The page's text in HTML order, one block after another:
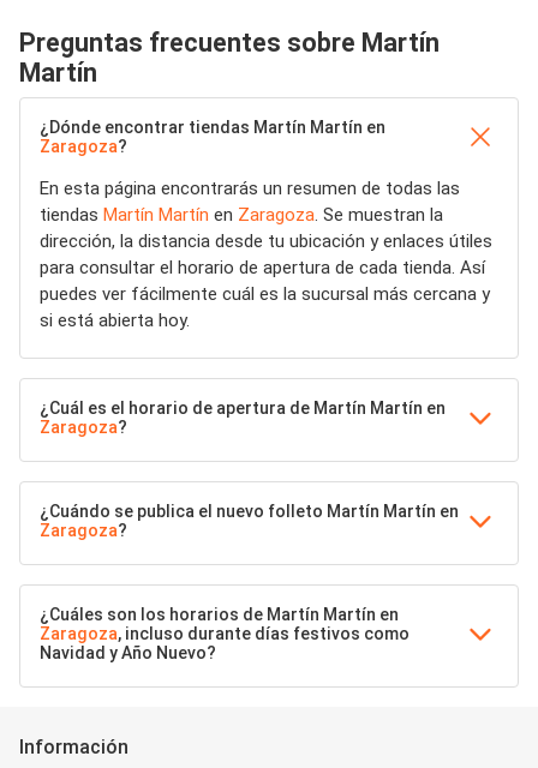
Preguntas frecuentes sobre Martín
Martín
¿Dónde encontrar tiendas Martín Martín en
Zaragoza?
En esta página encontrarás un resumen de todas las
tiendas Martín Martín en Zaragoza. Se muestran la
dirección, la distancia desde tu ubicación y enlaces útiles
para consultar el horario de apertura de cada tienda. Así
puedes ver fácilmente cuál es la sucursal más cercana y
si está abierta hoy.
¿Cuál es el horario de apertura de Martín Martín en
Zaragoza?
¿Cuándo se publica el nuevo folleto Martín Martín en
Zaragoza?
¿Cuáles son los horarios de Martín Martín en
Zaragoza, incluso durante días festivos como
Navidad y Año Nuevo?
Información